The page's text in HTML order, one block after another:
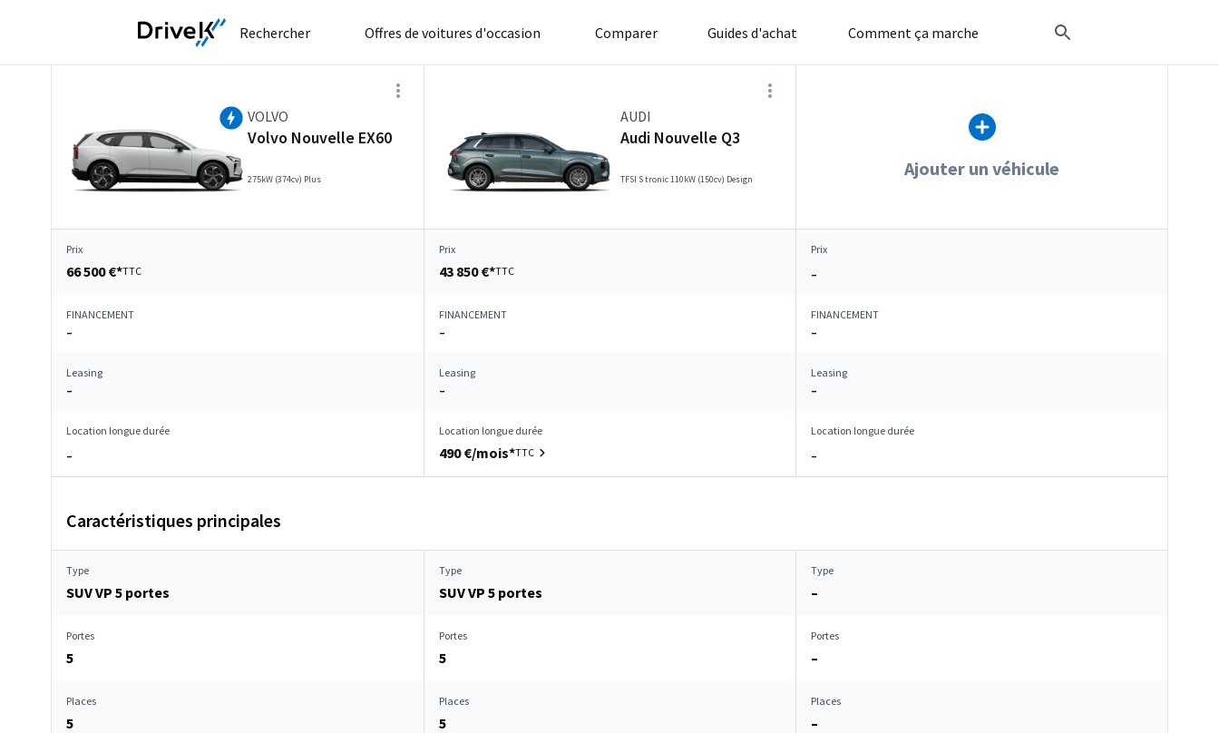
Rechercher Offres de voitures d'occasion Comparer Guides d'achat Comment ça marche
VOLVO
Volvo Nouvelle EX60
275kW (374cv) Plus
AUDI
Audi Nouvelle Q3
TFSI S tronic 110kW (150cv) Design Ajouter un véhicule
Prix
66 500 €*TTC
Prix
43 850 €*TTC
Prix
–
FINANCEMENT
–
FINANCEMENT
–
FINANCEMENT
–
Leasing
–
Leasing
–
Leasing
–
Location longue durée
–
Location longue durée
490 €/mois*TTC
Location longue durée
–
Caractéristiques principales
Type
SUV VP 5 portes
Type
SUV VP 5 portes
Type
–
Portes
5
Portes
5
Portes
–
Places
5
Places
5
Places
–